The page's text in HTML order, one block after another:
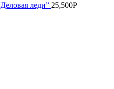
леди” 25,500Р